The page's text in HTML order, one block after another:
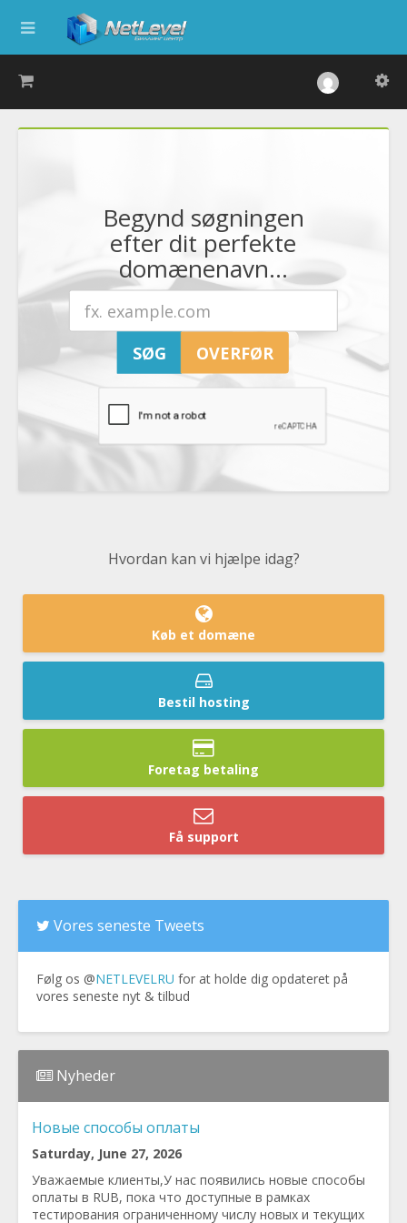
Begynd søgningen
efter dit perfekte
domænenavn...
Hvordan kan vi hjælpe idag?
Køb et domæne
Bestil hosting
Foretag betaling
Få support
Vores seneste Tweets
Følg os @NETLEVELRU for at holde dig opdateret på
vores seneste nyt & tilbud
Nyheder
Новые способы оплаты
Saturday, June 27, 2026
Уважаемые клиенты,У нас появились новые способы
оплаты в RUB, пока что доступные в рамках
тестирования ограниченному числу новых и текущих